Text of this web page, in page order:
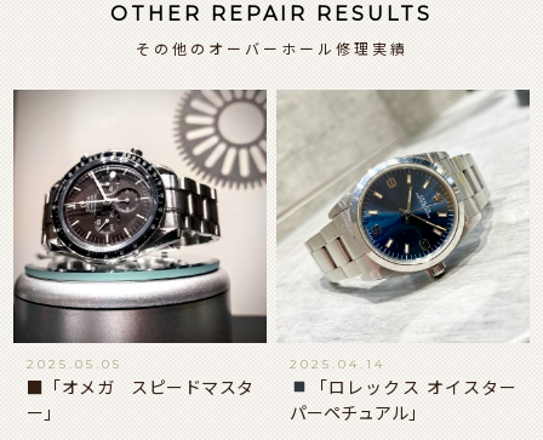
OTHER REPAIR RESULTS
その他のオーバーホール修理実績
2025.05.05
■「オメガ スピードマスタ
ー」
2025.04.14
「ロレックス オイスター
パーペチュアル」